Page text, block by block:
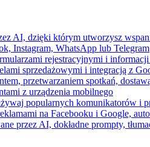
AI, dzięki którym utworzysz
Instagram, WhatsApp lub Telegram
rejestracyjnymi i
sprzedażowymi i integracją z
przetwarzaniem spotkań,
z urządzenia mobilnego
popularnych komunikatorów i
na Facebooku i Google,
przez AI, dokładne prompty,